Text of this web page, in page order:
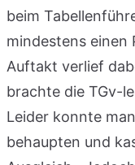
beim
mindestens einen
Auftakt verlief
brachte die TGv-
Leider konnte
behaupten und